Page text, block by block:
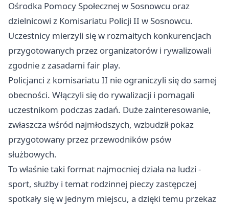
Ośrodka Pomocy Społecznej w Sosnowcu oraz
dzielnicowi z Komisariatu Policji II w Sosnowcu.
Uczestnicy mierzyli się w rozmaitych konkurencjach
przygotowanych przez organizatorów i rywalizowali
zgodnie z zasadami fair play.
Policjanci z komisariatu II nie ograniczyli się do samej
obecności. Włączyli się do rywalizacji i pomagali
uczestnikom podczas zadań. Duże zainteresowanie,
zwłaszcza wśród najmłodszych, wzbudził pokaz
przygotowany przez przewodników psów
służbowych.
To właśnie taki format najmocniej działa na ludzi -
sport, służby i temat rodzinnej pieczy zastępczej
spotkały się w jednym miejscu, a dzięki temu przekaz